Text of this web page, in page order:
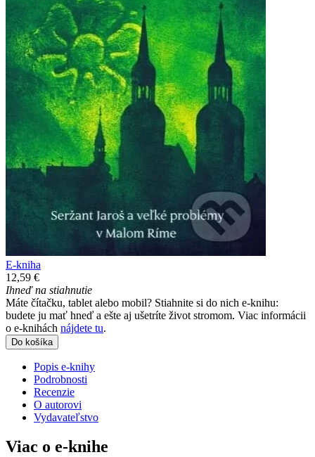
E-kniha
12,59 €
Ihneď na stiahnutie
Máte čítačku, tablet alebo mobil? Stiahnite si do nich e-knihu:
budete ju mať hneď a ešte aj ušetríte život stromom. Viac informácii
o e-knihách nájdete tu.
Do košíka
Popis e-knihy
Podrobnosti
Recenzie
O autorovi
Vydavateľstvo
Viac o e-knihe